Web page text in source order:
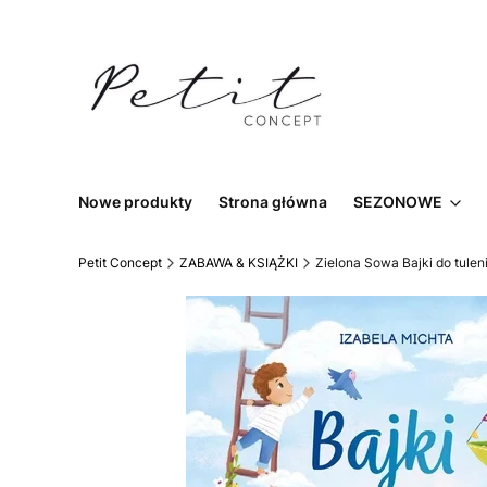
Nowe produkty Strona główna SEZONOWE
Petit Concept ZABAWA & KSIĄŻKI Zielona Sowa Bajki do